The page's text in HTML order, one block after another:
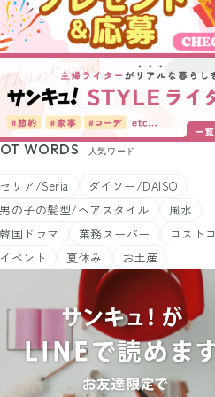
WORDS 人気ワード
セリア/Seria
ダイソー/DAISO
男の子の髪型/ヘアスタイル
風水
韓国ドラマ
業務スーパー
コストコ
イベント
夏休み お土産